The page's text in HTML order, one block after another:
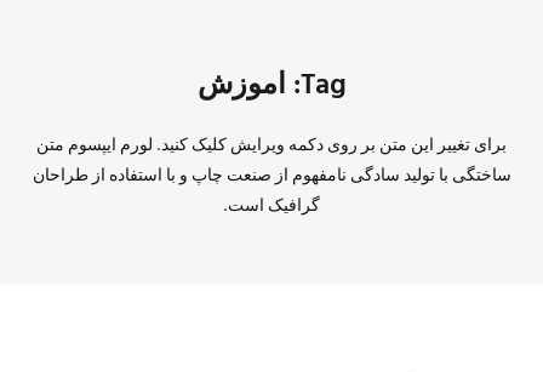
Tag: اموزش
برای تغییر این متن بر روی دکمه ویرایش کلیک کنید. لورم ایپسوم متن
ساختگی با تولید سادگی نامفهوم از صنعت چاپ و با استفاده از طراحان
گرافیک است.